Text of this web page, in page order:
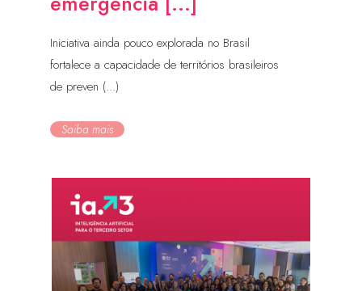
Iniciativa ainda pouco explorada no Brasil
fortalece a capacidade de territórios brasileiros
de preven (...)
Saiba mais